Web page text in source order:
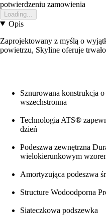
potwierdzeniu zamowienia
Loading...
Opis
Zaprojektowany z myślą o
powietrzu, Skyline oferuje
Sznurowana konstrukcja
wszechstronna
Technologia ATS®
dzień
Podeszwa zewnętrzna
wielokierunkowym
Amortyzująca podeszwa
Structure Wodoodporna
Siateczkowa podszewka